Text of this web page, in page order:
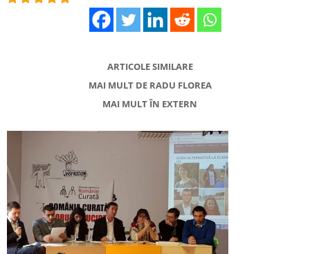
ARTICOLE SIMILARE
MAI MULT DE RADU FLOREA
MAI MULT ÎN EXTERN